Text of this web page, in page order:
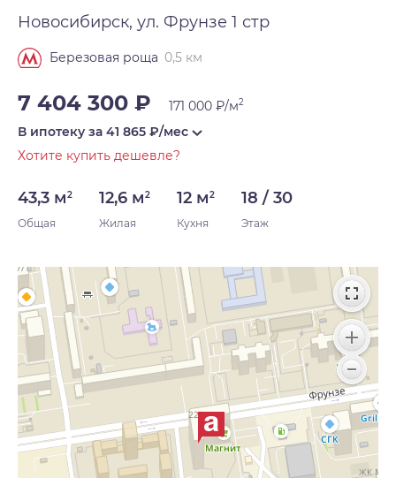
Новосибирск, ул. Фрунзе 1 стр
Березовая роща 0,5 км
7 404 300 ₽ 171 000 ₽/м2
В ипотеку за 41 865 ₽/мес
Хотите купить дешевле?
43,3 м2
Общая
12,6 м2
Жилая
12 м2
Кухня
18 / 30
Этаж